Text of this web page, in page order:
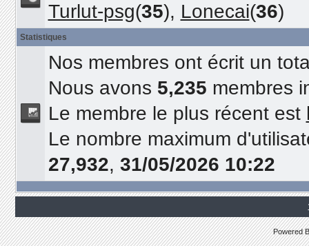
Turlut-psg(35), Lonecai(36)
Statistiques
Nos membres ont écrit un
Nous avons 5,235 membres
Le membre le plus récent est
Le nombre maximum
27,932, 31/05/2026 10:22
Powered